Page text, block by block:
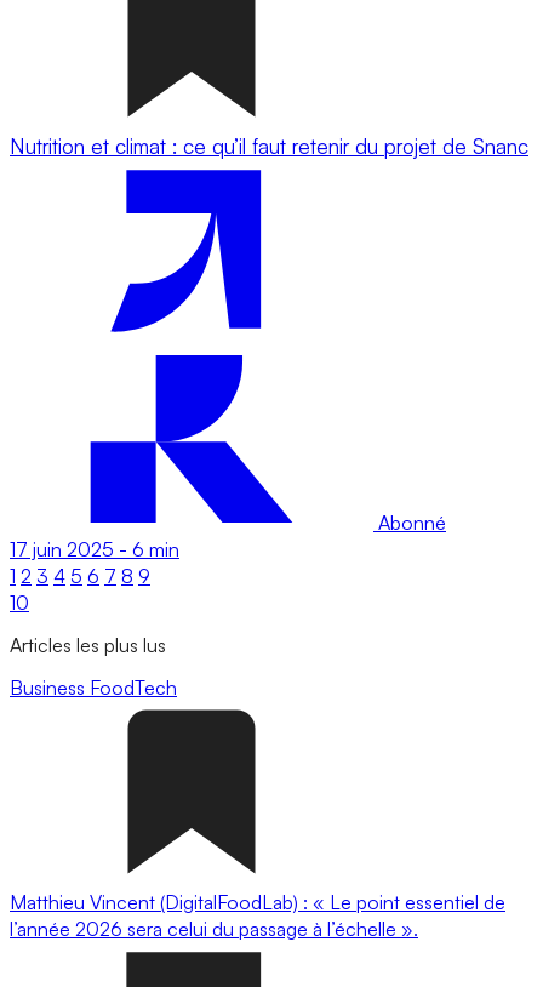
Nutrition et climat : ce qu’il faut retenir du projet de Snanc
Abonné
17 juin 2025 - 6 min
1 2 3 4 5 6 7 8 9
10
Articles les plus lus
Business FoodTech
Matthieu Vincent (DigitalFoodLab) : « Le point essentiel de
l’année 2026 sera celui du passage à l’échelle ».